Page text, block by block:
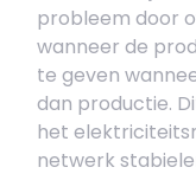
probleem door
wanneer de
te geven
dan productie.
het
netwerk